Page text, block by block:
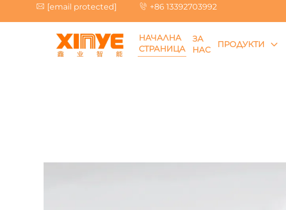
[email protected] +86 13392703992
НАЧАЛНА
СТРАНИЦА
ЗА
НАС
ПРОДУКТИ